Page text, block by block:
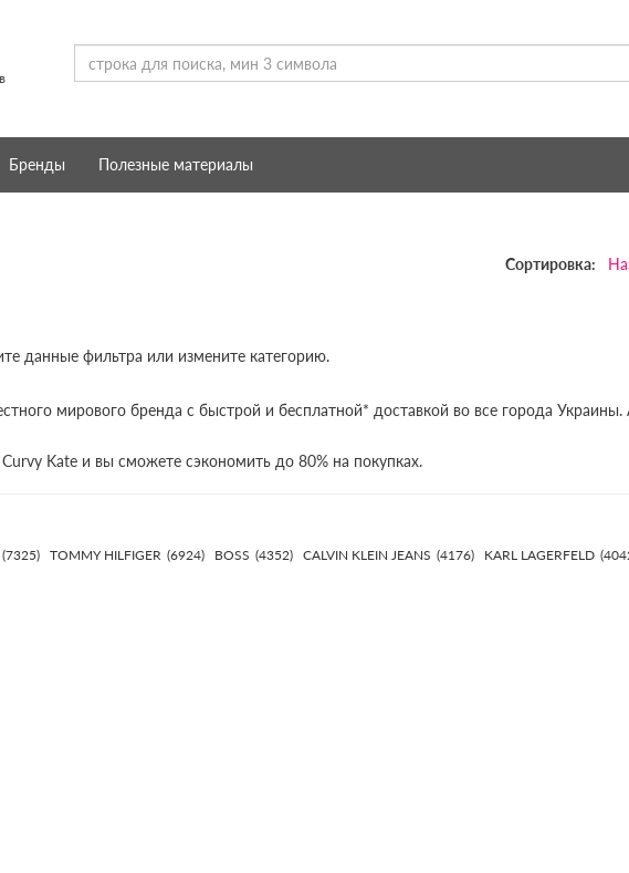
Бренды Полезные материалы
Сортировка:
данные фильтра или измените категорию.
мирового бренда с быстрой и бесплатной* доставкой во все города
Kate и вы сможете сэкономить до 80% на покупках.
(7325) TOMMY HILFIGER (6924) BOSS (4352) CALVIN KLEIN JEANS (4176) KARL LAGERFELD